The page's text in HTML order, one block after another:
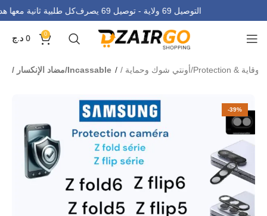
التوصيل 69 ولاية - توصيل 69 يصرف كل طلبية ثانية
0
0 د.ج
وقاية & Protection/أونتي شوك وحماية Incassable/مضاد الإنكسار
-39%